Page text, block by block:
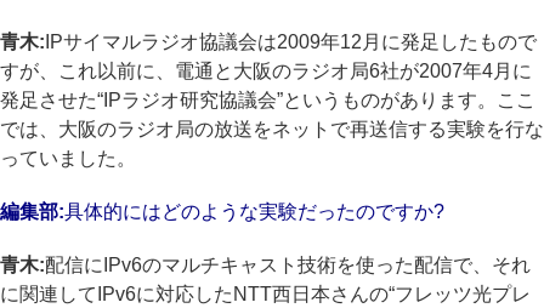
青木: IPサイマルラジオ協議会は2009年12月に発足したもので
すが、これ以前に、電通と大阪のラジオ局6社が2007年4月に
発足させた“IPラジオ研究協議会”というものがあります。ここ
では、大阪のラジオ局の放送をネットで再送信する実験を行な
っていました。
編集部:具体的にはどのような実験だったのですか?
青木:配信にIPv6のマルチキャスト技術を使った配信で、それ
に関連してIPv6に対応したNTT西日本さんの“フレッツ光プレ